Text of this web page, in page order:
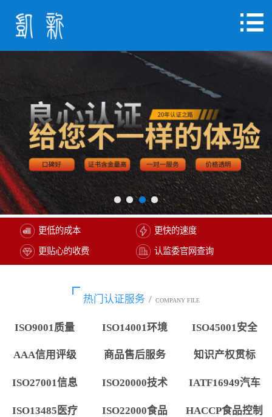
更低的成本 更快的速度
更贴心的收费 认监委官网查询
热门认证服务 / COMPANY FILE
ISO9001质量 ISO14001环境 ISO45001安全
AAA信用评级 商品售后服务 知识产权贯标
ISO27001信息 ISO20000技术 IATF16949汽车
ISO13485医疗 ISO22000食品 HACCP食品控制